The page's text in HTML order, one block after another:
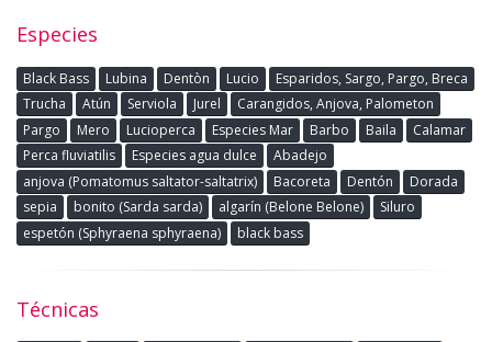
Especies
Black Bass Lubina Dentòn Lucio
Esparidos, Sargo, Pargo, Breca
Trucha
Atún Serviola Jurel
Carangidos, Anjova, Palometon
Pargo
Mero Lucioperca Especies Mar Barbo Baila
Calamar
Perca fluviatilis
Especies agua dulce
Abadejo
anjova (Pomatomus saltator-saltatrix)
Bacoreta Dentón
Dorada
sepia
bonito (Sarda sarda) algarín (Belone Belone)
Siluro
espetón (Sphyraena sphyraena)
black bass
Técnicas